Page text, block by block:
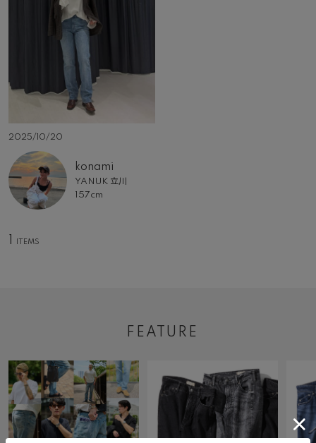
2025/10/20
konami
YANUK 立川
157cm
FEATURE